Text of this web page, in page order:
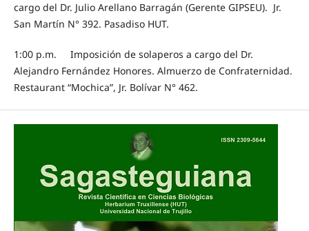
cargo del Dr. Julio Arellano Barragán (Gerente GIPSEU). Jr.
San Martín N° 392. Pasadiso HUT.
1:00 p.m. Imposición de solaperos a cargo del Dr.
Alejandro Fernández Honores. Almuerzo de Confraternidad.
Restaurant “Mochica”, Jr. Bolívar N° 462.